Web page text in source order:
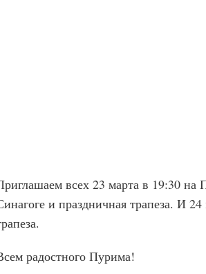
всех 23 марта в 19:30 на
и праздничная трапеза. И
радостного Пурима!